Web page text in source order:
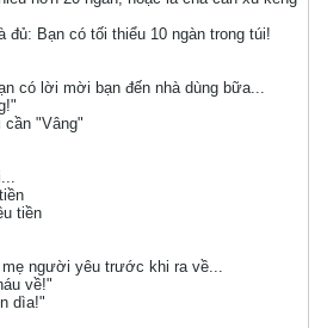
Bạn có tối thiểu 10 ngàn trong túi!
có lời mời bạn đến nhà dùng bữa...
"Vâng"
tiền
mẹ người yêu trước khi ra về...
về!"
dìa!"